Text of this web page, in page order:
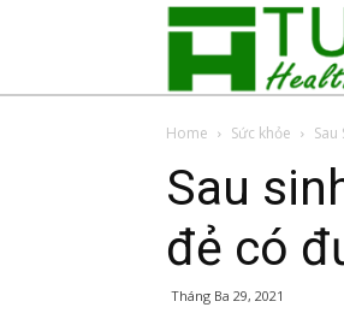
Home Sức khỏe Sau
Sau
đẻ có
Tháng Ba 29, 2021